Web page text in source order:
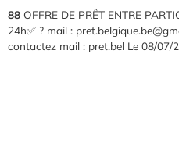
88 OFFRE DE PRÊT ENTRE
24h✅ ? mail :
contactez mail : pret.bel Le 08/07/